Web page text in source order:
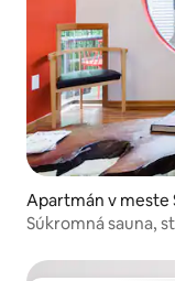
Apartmán v meste
Súkromná sauna,